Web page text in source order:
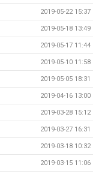
2019-05-22 15:37
2019-05-18 13:49
2019-05-17 11:44
2019-05-10 11:58
2019-05-05 18:31
2019-04-16 13:00
2019-03-28 15:12
2019-03-27 16:31
2019-03-18 10:32
2019-03-15 11:06